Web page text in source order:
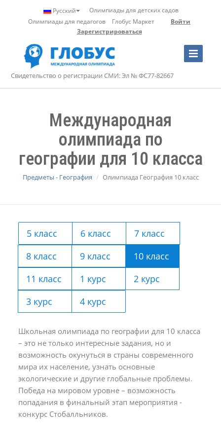
Русский
Олимпиады для детских садов
Олимпиады для педагогов
Глобус Маркет
Войти
Зарегистрироваться
Toggle
Navigation
Свидетельство о регистрации СМИ: Эл № ФС77-82667
Международная
олимпиада по
географии для 10 класса
Предметы - География Олимпиада География 10 класс
5 класс 6 класс
7 класс
8 класс
9 класс
10 класс
11 класс
1 курс
2 курс
3 курс
4 курс
Школьная олимпиада по географии для 10 класса
– это не только интересные задания, но и
возможность окунуться в страны современного
мира их население, узнать основные
экологические и другие глобальные проблемы.
Победа на мировом уровне – возможность
попадания в финальный этап мероприятия -
конкурс Стобалльников.